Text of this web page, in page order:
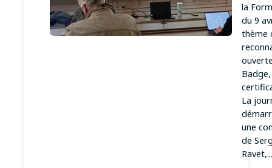
la
du 9
thème
La
une
de
Ravet,...